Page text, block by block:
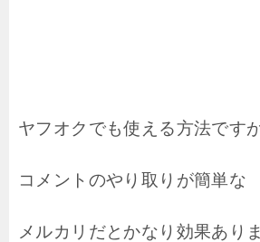
ヤフオクでも使える方法です
コメントのやり取りが簡単な
メルカリだとかなり効果あり